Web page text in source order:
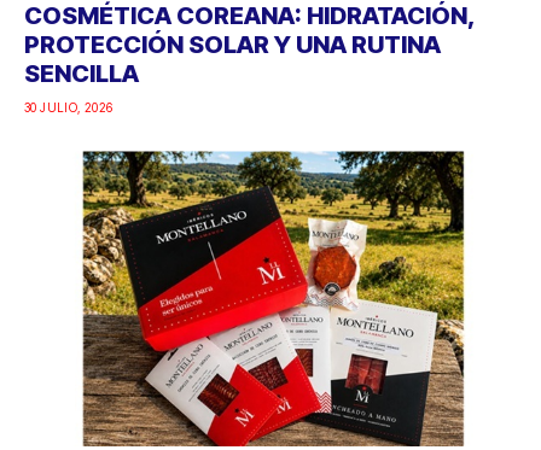
COSMÉTICA COREANA: HIDRATACIÓN,
PROTECCIÓN SOLAR Y UNA RUTINA
SENCILLA
30 JULIO, 2026